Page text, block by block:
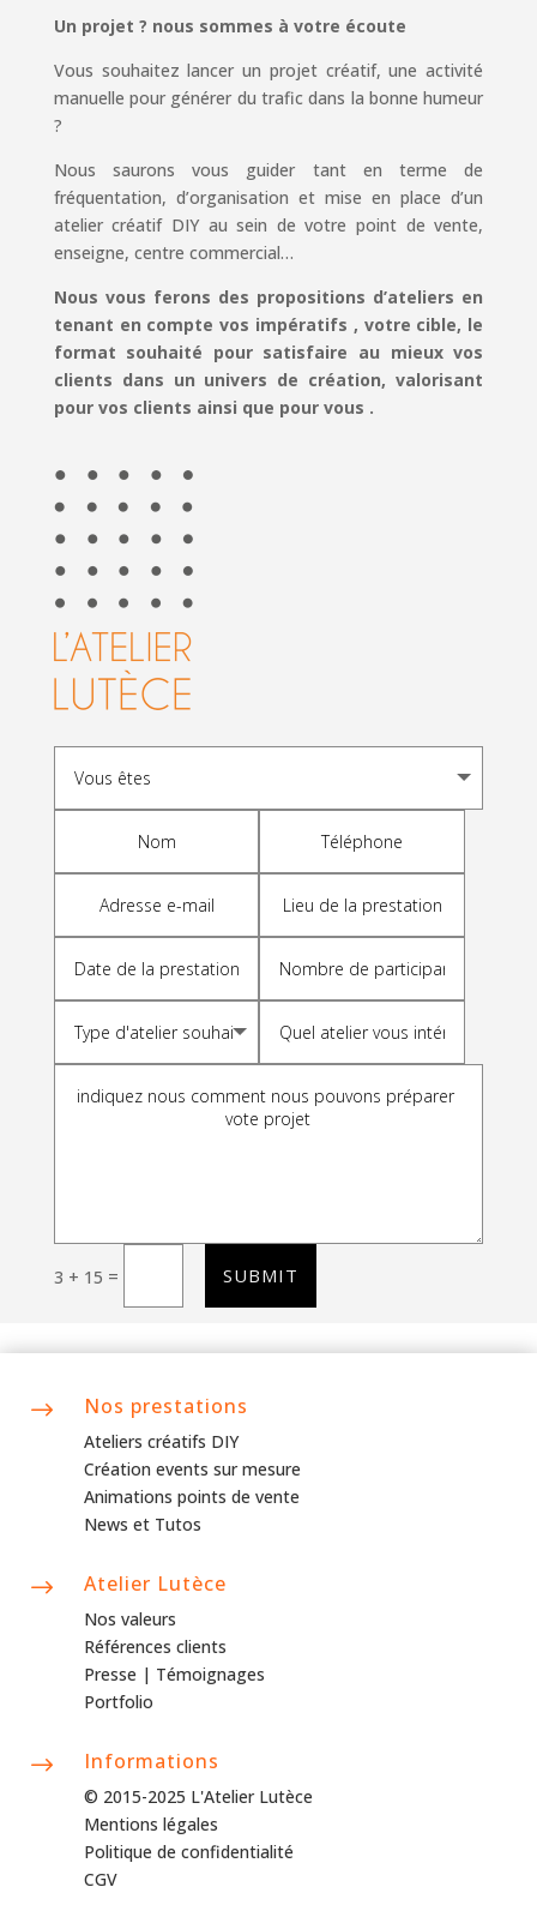
Un projet ? nous sommes à votre écoute
Vous souhaitez lancer un projet créatif, une activité
manuelle pour générer du trafic dans la bonne humeur
?
Nous saurons vous guider tant en terme de
fréquentation, d’organisation et mise en place d’un
atelier créatif DIY au sein de votre point de vente,
enseigne, centre commercial…
Nous vous ferons des propositions d’ateliers en
tenant en compte vos impératifs , votre cible, le
format souhaité pour satisfaire au mieux vos
clients dans un univers de création, valorisant
pour vos clients ainsi que pour vous .
3 + 15 = SUBMIT
t
r
v
:
$ Nos prestations
Ateliers créatifs DIY
Création events sur mesure
Animations points de vente
News et Tutos
$ Atelier Lutèce
Nos valeurs
Références clients
Presse | Témoignages
Portfolio
$ Informations
© 2015-2025 L'Atelier Lutèce
Mentions légales
Politique de confidentialité
CGV